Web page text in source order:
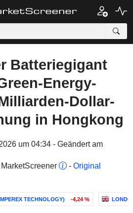
Batteriegigant
Energy-
Dollar-
in Hongkong
um 04:34 - Geändert am
- Original
TECHNOLOGY) -4,24 %